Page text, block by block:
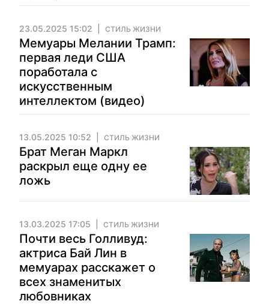
23.05.2025 15:02 СТИЛЬ ЖИЗНИ
Мемуары Мелании Трамп:
первая леди США
поработала с
искусственным
интеллектом (видео)
13.05.2025 10:52 СТИЛЬ ЖИЗНИ
Брат Меган Маркл
раскрыл еще одну ее
ложь
13.03.2025 17:05 СТИЛЬ ЖИЗНИ
Почти весь Голливуд:
актриса Бай Лин в
мемуарах расскажет о
всех знаменитых
любовниках